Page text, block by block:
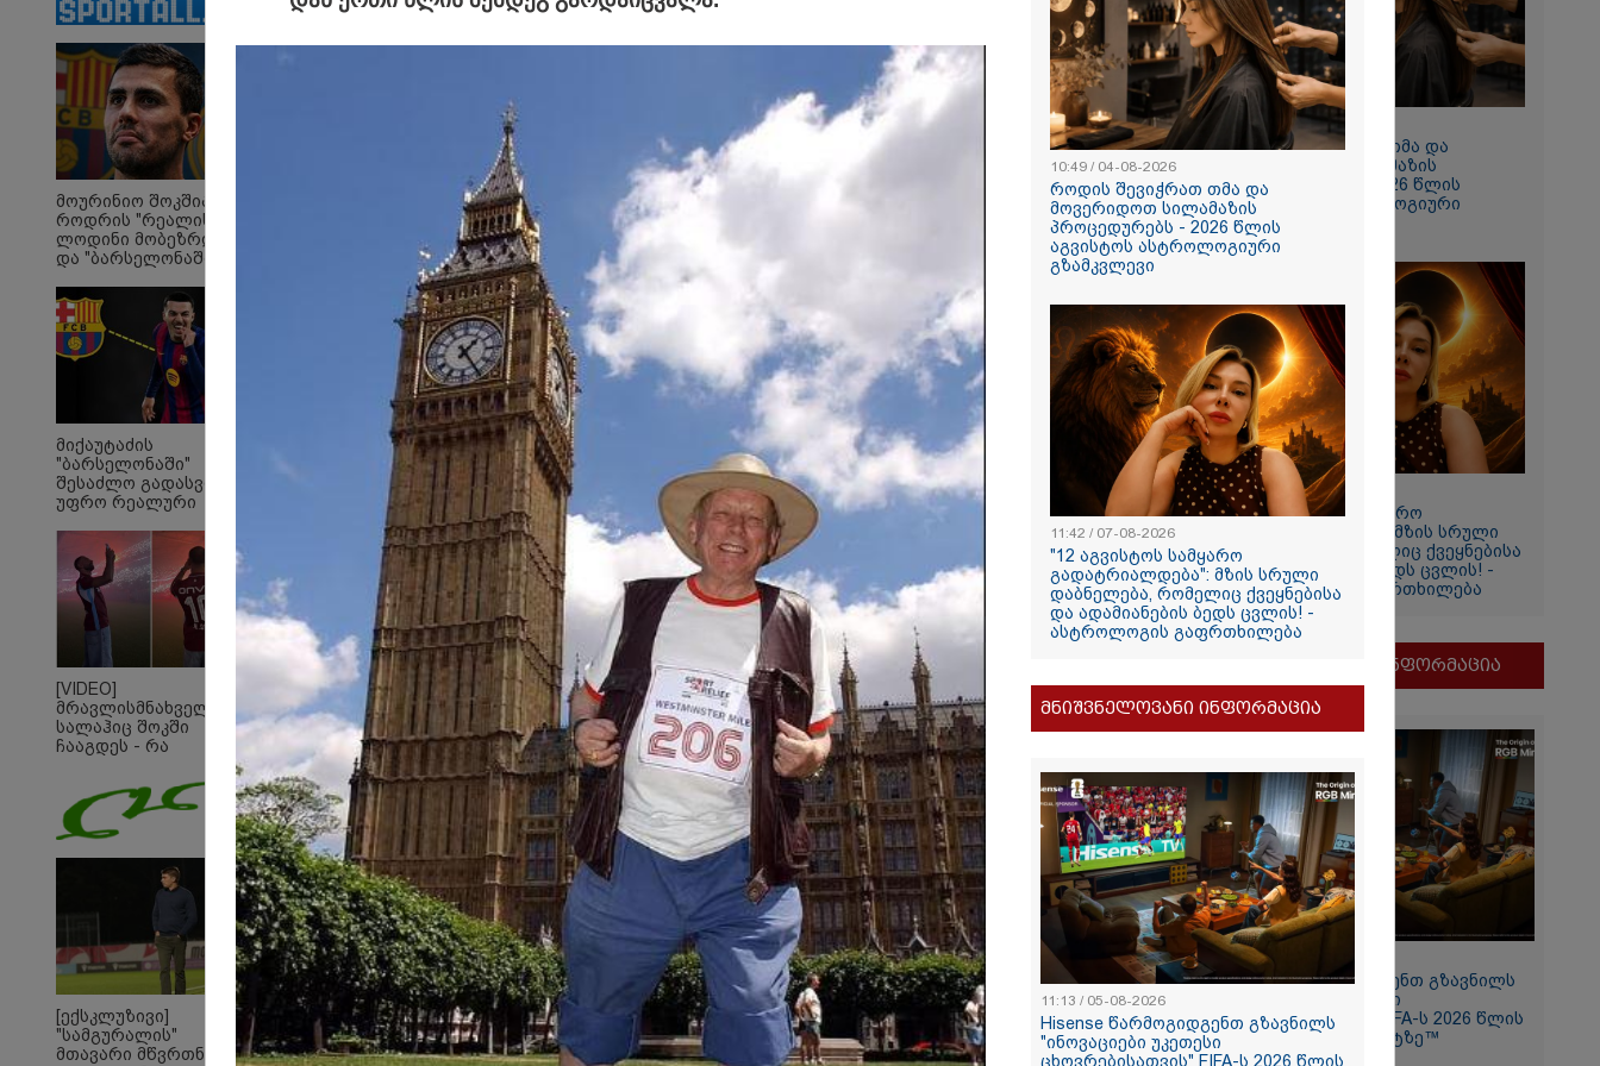
ავუხსნათ, რომ შფოთვა
არ დაიბადოს" - დედა
"Soos! ამ წუთებში თავს
არასრულწლოვანების
და სავარაუდოდ არა
არასრულწლოვანების
ინფორმაციას
ავრცელებს ადვოკატი?
"იპოვონ ერთი გოგონა,
ვისაც გიგა
სექსუალურად
ავიწროებდა - თუ
გამოჩნდება 10 000
ლარს ოფიციალურად,
სახალხოდ გადავცემ" -
ეკა კუპატაძე
განცხადებას
ავრცელებს
რა ისმინს სახლში
დაყენებული მომსასმენი
მოწყობილობის
ჩანაწერში, სადაც ნია
იმნაძე მამას ესაუბრება?
"ამ ვიდეოს ნახვა
ჩემთვის იყო სიკვდილი"
- რას ამბობს
დაკარგული 17 წლის
ბიჭის დედა
ვიდეოკადრებზე, სადაც
შვილის განწირული
ვედრების ხმა ამოიცნო
პოლიტიკა
13:24 / 07-08-2026
"საქართველოსთვის
თქვენზე ნაკლები
მებრძოლის დედა
ვატირე!" - რას ამბობს
გიორგი ბარამიძე
პროკურატურის
განცხადების შემდეგ
19:05 / 07-08-2026
"2008 წელს საქართველო
გადავარჩინეთ - აი, 2012
14:20 / 07-08-2026
"ჩემი აზრით, ენამ
გაუსწრო აზრს და არ
10:49 / 04-08-2026
როდის შევიჭრათ თმა და
მოვერიდოთ სილამაზის
პროცედურებს - 2026 წლის
აგვისტოს ასტროლოგიური
გზამკვლევი
11:42 / 07-08-2026
"12 აგვისტოს სამყარო
გადატრიალდება": მზის სრული
დაბნელება, რომელიც ქვეყნებისა
და ადამიანების ბედს ცვლის! -
ასტროლოგის გაფრთხილება
მნიშვნელოვანი ინფორმაცია
11:13 / 05-08-2026
Hisense წარმოგიდგენთ გზავნილს
"ინოვაციები უკეთესი
ცხოვრებისათვის" FIFA-ს 2026 წლის
მსოფლიო ჩემპიონატზე™
მოურინიო შოკშია -
როდრის "რეალის"
ლოდინი მობეზრდა
და "ბარსელონაში"
მიქაუტაძის
"ბარსელონაში"
შესაძლო გადასვლა
უფრო რეალური
ქართველი
კატალონიელთა
მთავარ მწვრთნელს
[VIDEO]
მრავლისმნახველი
სალაჰიც შოკში
ჩააგდეს - რა
ხდებოდა ტრაბზონში
ეგვიპტელი
ფეხბურთელის
წარდგენისას
[ექსკლუზივი]
"სამგურალის"
მთავარი მწვრთნელი
10:49 / 04-08-2026
როდის შევიჭრათ თმა და
მოვერიდოთ სილამაზის
პროცედურებს - 2026 წლის
აგვისტოს ასტროლოგიური
გზამკვლევი
11:42 / 07-08-2026
"12 აგვისტოს სამყარო
გადატრიალდება": მზის სრული
დაბნელება, რომელიც ქვეყნებისა
და ადამიანების ბედს ცვლის! -
ასტროლოგის გაფრთხილება
მნიშვნელოვანი ინფორმაცია
11:13 / 05-08-2026
Hisense წარმოგიდგენთ გზავნილს
"ინოვაციები უკეთესი
ცხოვრებისათვის" FIFA-ს 2026 წლის